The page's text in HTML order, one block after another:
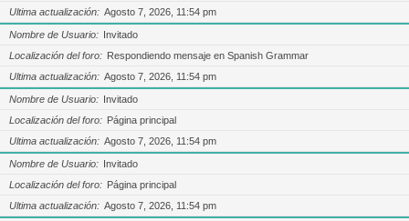
Ultima actualización
Agosto 7, 2026, 11:54 pm
Nombre de Usuario
Invitado
Localización del foro
Respondiendo mensaje en Spanish Grammar
Ultima actualización
Agosto 7, 2026, 11:54 pm
Nombre de Usuario
Invitado
Localización del foro
Página principal
Ultima actualización
Agosto 7, 2026, 11:54 pm
Nombre de Usuario
Invitado
Localización del foro
Página principal
Ultima actualización
Agosto 7, 2026, 11:54 pm